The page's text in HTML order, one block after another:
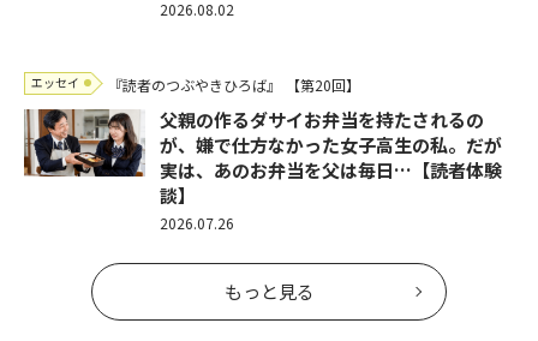
2026.08.02
エッセイ 『読者のつぶやきひろば』 【第20回】
父親の作るダサイお弁当を持たされるの
が、嫌で仕方なかった女子高生の私。だが
実は、あのお弁当を父は毎日…【読者体験
談】
2026.07.26
もっと見る